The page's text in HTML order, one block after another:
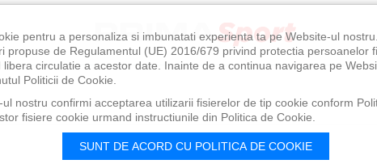
pentru a personaliza si imbunatati experienta ta pe Website-ul
propuse de Regulamentul (UE) 2016/679 privind protectia persoanelor
circulatie a acestor date. Inainte de a continua navigarea pe
Politicii de Cookie.
nostru confirmi acceptarea utilizarii fisierelor de tip cookie conform
fisiere cookie urmand instructiunile din Politica de Cookie.
SUNT DE ACORD CU POLITICA DE COOKIE